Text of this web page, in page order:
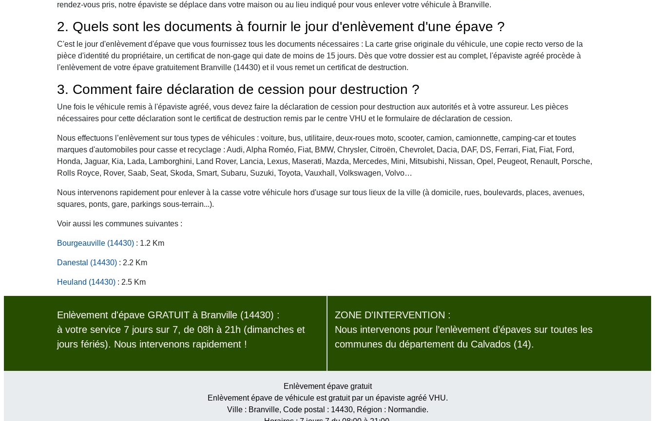
rendez-vous pris, notre épaviste se déplace dans votre maison ou au lieu indiqué pour vous enlever votre véhicule à Branville.
2. Quels sont les documents à fournir le jour d'enlèvement d'une épave ?
C'est le jour d'enlèvement d'épave que vous fournissez tous les documents nécessaires : La carte grise originale du véhicule, une copie recto verso de la
pièce d'identité du propriétaire, un certificat de non-gage qui date de moins de 15 jours. Dès que votre dossier est au complet, l'épaviste agréé procède à
l'enlèvement de votre épave gratuitement Branville (14430) et il vous remet un certificat de destruction.
3. Comment faire déclaration de cession pour destruction ?
Une fois le véhicule remis à l'épaviste agréé, vous devez faire la déclaration de cession pour destruction aux autorités et à votre assureur. Les pièces
nécessaires pour cette déclaration sont le certificat de destruction remis par le centre VHU et le formulaire de déclaration de cession.
Nous effectuons l’enlèvement sur tous types de véhicules : voiture, bus, utilitaire, deux-roues moto, scooter, camion, camionnette, camping-car et toutes
marques d'automobiles pour casse et recyclage : Audi, Alpha Roméo, Fiat, BMW, Chrysler, Citroën, Chevrolet, Dacia, DAF, DS, Ferrari, Fiat, Fiat, Ford,
Honda, Jaguar, Kia, Lada, Lamborghini, Land Rover, Lancia, Lexus, Maserati, Mazda, Mercedes, Mini, Mitsubishi, Nissan, Opel, Peugeot, Renault, Porsche,
Rolls Royce, Rover, Saab, Seat, Skoda, Smart, Subaru, Suzuki, Toyota, Vauxhall, Volkswagen, Volvo…
Nous intervenons rapidement pour enlever à la casse votre véhicule hors d'usage sur tous lieux de la ville (à domicile, rues, boulevards, places, avenues,
squares, ponts, gare, parkings sous-terrain...).
Voir aussi les communes suivantes :
Bourgeauville (14430) : 1.2 Km
Danestal (14430) : 2.2 Km
Heuland (14430) : 2.5 Km
Enlèvement d'épave GRATUIT à Branville (14430) :
à votre service 7 jours sur 7, de 08h à 21h (dimanches et
jours fériés). Nous intervenons rapidement !
ZONE D'INTERVENTION :
Nous intervenons pour l’enlèvement d’épaves sur toutes les
communes du département du Calvados (14).
Enlèvement épave gratuit
Enlèvement épave de véhicule est gratuit par un épaviste agréé VHU.
Ville : Branville, Code postal : 14430, Région : Normandie.